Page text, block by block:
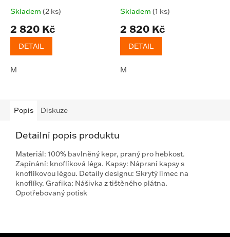
Skladem (2 ks)
2 820 Kč
DETAIL
M
Skladem (1 ks)
2 820 Kč
DETAIL
M
Popis Diskuze
Detailní popis produktu
Materiál: 100% bavlněný kepr, praný pro hebkost.
Zapínání: knoflíková léga. Kapsy: Náprsní kapsy s
knoflíkovou légou. Detaily designu: Skrytý límec na
knoflíky. Grafika: Nášivka z tištěného plátna.
Opotřebovaný potisk